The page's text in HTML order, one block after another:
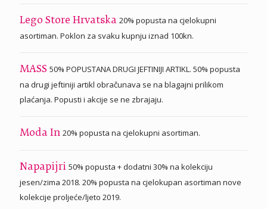
Lego Store Hrvatska 20% popusta na cjelokupni
asortiman. Poklon za svaku kupnju iznad 100kn.
MASS 50% POPUSTANA DRUGI JEFTINIJI ARTIKL. 50% popusta
na drugi jeftiniji artikl obračunava se na blagajni prilikom
plaćanja. Popusti i akcije se ne zbrajaju.
Moda In 20% popusta na cjelokupni asortiman.
Napapijri 50% popusta + dodatni 30% na kolekciju
jesen/zima 2018. 20% popusta na cjelokupan asortiman nove
kolekcije proljeće/ljeto 2019.